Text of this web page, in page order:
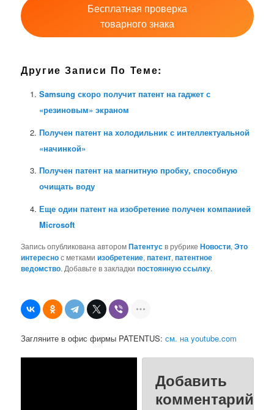
Бесплатная проверка
товарного знака
Другие Записи По Теме:
Samsung скоро получит патент на гаджет с
«резиновым» экраном
Получен патент на холодильник с интеллектуальной
«начинкой»
Получен патент на магнитную пробку, способную
очищать воду
Еще один патент на изобретение получен компанией
Microsoft
Запись опубликована авторомПатентусв рубрикеНовости,Это
интереснос меткамиизобретение,патент,патентное
ведомство. Добавьте в закладкипостоянную ссылку.
Загляните в офис фирмы PATENTUS:см. на youtube.com
Добавить
комментарий